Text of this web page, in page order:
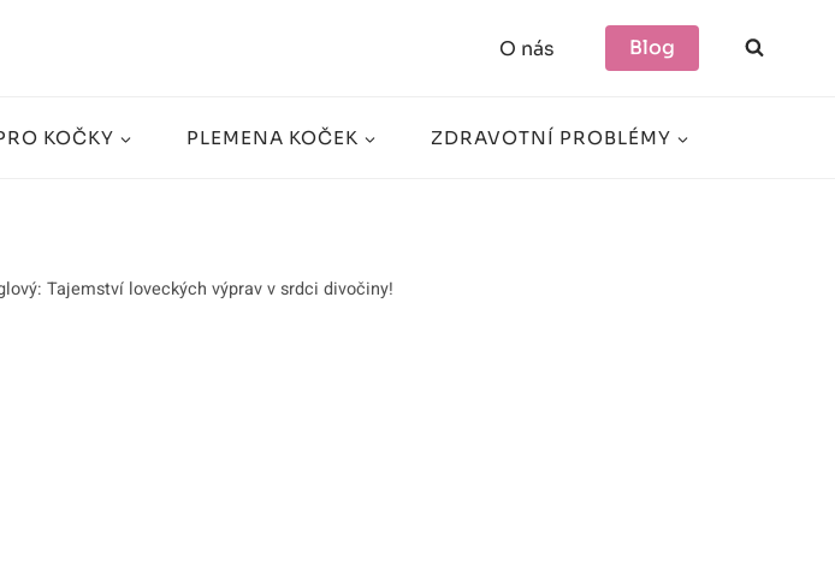
O nás Blog
KOČKY PLEMENA KOČEK ZDRAVOTNÍ PROBLÉMY
Tajemství loveckých výprav v srdci divočiny!